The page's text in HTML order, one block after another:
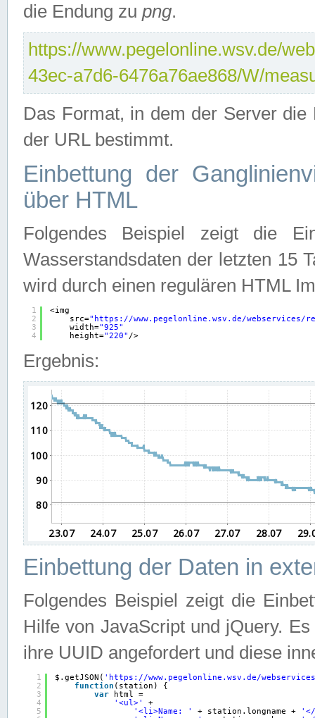
die Endung zu png.
https://www.pegelonline.wsv.de/
43ec-a7d6-6476a76ae868/W/
Das Format, in dem der Server
der URL bestimmt.
Einbettung der
über HTML
Folgendes Beispiel zeigt die
Wasserstandsdaten der letzten 15
wird durch einen regulären HTML
1
2
3
4
<img
src=" https://www.pegelonline.wsv.de/webservices/
width="925"
height="220" />
Ergebnis:
Einbettung der Daten in
Folgendes Beispiel zeigt die
Hilfe von JavaScript und jQuery.
ihre UUID angefordert und diese
1
2
3
4
5
$.getJSON( ' https://www.pegelonline.wsv.de/
function (station) {
var
html =
'<ul>'
+
'<li>Name: '
+ station.longname +